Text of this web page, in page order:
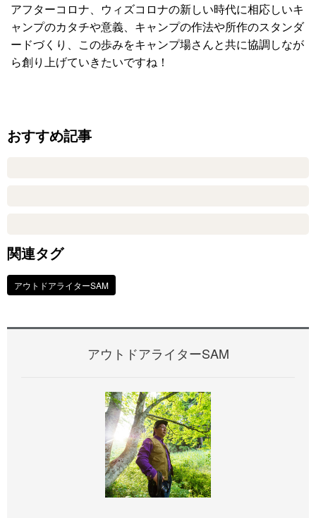
アフターコロナ、ウィズコロナの新しい時代に相応しいキ
ャンプのカタチや意義、キャンプの作法や所作のスタンダ
ードづくり、この歩みをキャンプ場さんと共に協調しなが
ら創り上げていきたいですね！
おすすめ記事
関連タグ
アウトドアライターSAM
アウトドアライターSAM